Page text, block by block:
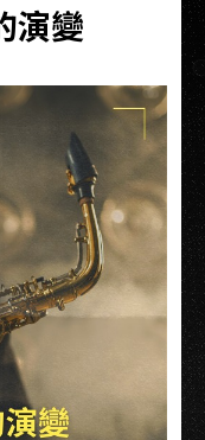
演變